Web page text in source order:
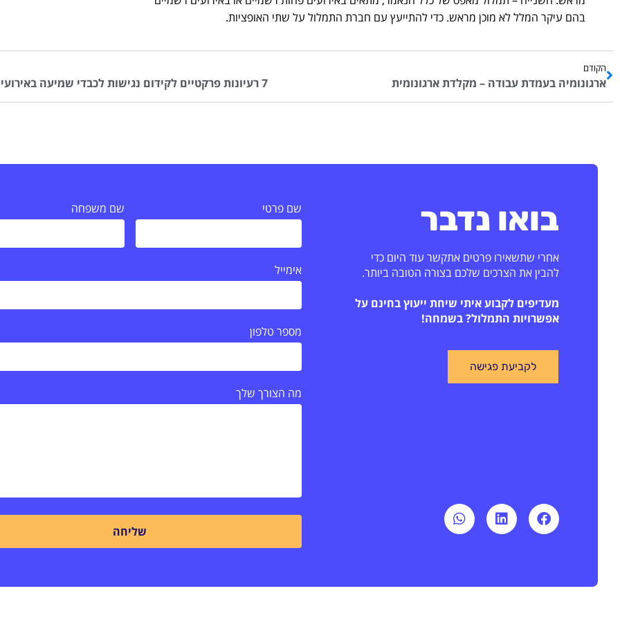
בהם עיקר המלל לא מוכן מראש. כדי להתייעץ עם חברת התמלול על שתי האופציות.
הקודם
ארגונומיה בעמדת עבודה – מקלדת ארגונומית 7 רעיונות פרקטיים לקידום נגישות לכבדי שמיעה באירועים ב-2023
בואו נדבר
אחרי שתשאירו פרטים אתקשר עוד היום כדי
להבין את הצרכים שלכם בצורה הטובה ביותר.
מעדיפים לקבוע איתי שיחת ייעוץ בחינם על
אפשרויות התמלול? בשמחה!
לקביעת פגישה
שם פרטי שם משפחה
אימייל
מספר טלפון
מה הצורך שלך
שליחה